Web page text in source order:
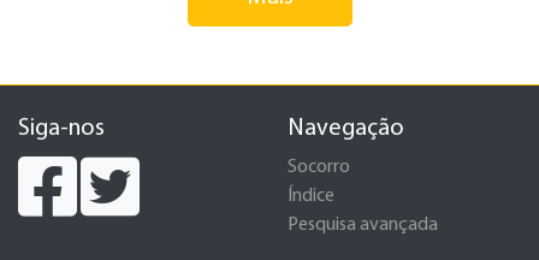
Siga-nos Navegação
Socorro
Índice
Pesquisa avançada